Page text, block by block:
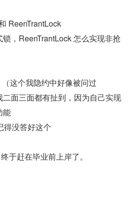
ReenTrantLock
，ReenTrantLock 怎么实现非抢
这个我隐约中好像被问过
面三面都有扯到，因为自己实现
能
得没答好这个
于赶在毕业前上岸了。